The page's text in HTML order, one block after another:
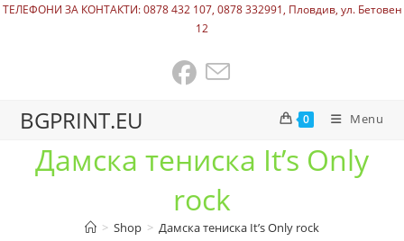
ТЕЛЕФОНИ ЗА КОНТАКТИ: 0878 432 107, 0878 332991, Пловдив, ул. Бетовен
12
BGPRINT.EU 0 Menu
Дамска тениска It’s Only
rock
> Shop > Дамска тениска It’s Only rock